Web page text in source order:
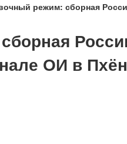
режим: сборная
ОИ в